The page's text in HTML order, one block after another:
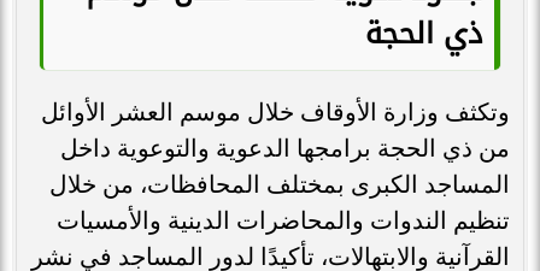
ذي الحجة
وتكثف وزارة الأوقاف خلال موسم العشر الأوائل
من ذي الحجة برامجها الدعوية والتوعوية داخل
المساجد الكبرى بمختلف المحافظات، من خلال
تنظيم الندوات والمحاضرات الدينية والأمسيات
القرآنية والابتهالات، تأكيدًا لدور المساجد في نشر